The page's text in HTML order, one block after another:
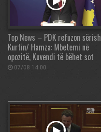
Top News – PDK refuzon sërish
Kurtin/ Hamza: Mbetemi në
opozitë, Kuvendi të bëhet sot
07/08 14:00